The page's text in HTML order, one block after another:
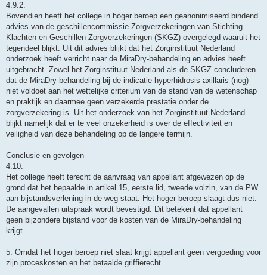
4.9.2.
Bovendien heeft het college in hoger beroep een geanonimiseerd bindend
advies van de geschillencommissie Zorgverzekeringen van Stichting
Klachten en Geschillen Zorgverzekeringen (SKGZ) overgelegd waaruit het
tegendeel blijkt. Uit dit advies blijkt dat het Zorginstituut Nederland
onderzoek heeft verricht naar de MiraDry-behandeling en advies heeft
uitgebracht. Zowel het Zorginstituut Nederland als de SKGZ concluderen
dat de MiraDry-behandeling bij de indicatie hyperhidrosis axillaris (nog)
niet voldoet aan het wettelijke criterium van de stand van de wetenschap
en praktijk en daarmee geen verzekerde prestatie onder de
zorgverzekering is. Uit het onderzoek van het Zorginstituut Nederland
blijkt namelijk dat er te veel onzekerheid is over de effectiviteit en
veiligheid van deze behandeling op de langere termijn.
Conclusie en gevolgen
4.10.
Het college heeft terecht de aanvraag van appellant afgewezen op de
grond dat het bepaalde in artikel 15, eerste lid, tweede volzin, van de PW
aan bijstandsverlening in de weg staat. Het hoger beroep slaagt dus niet.
De aangevallen uitspraak wordt bevestigd. Dit betekent dat appellant
geen bijzondere bijstand voor de kosten van de MiraDry-behandeling
krijgt.
5. Omdat het hoger beroep niet slaat krijgt appellant geen vergoeding voor
zijn proceskosten en het betaalde griffierecht.